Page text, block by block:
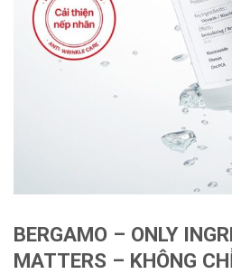
BERGAMO – ONLY
MATTERS – KHÔNG